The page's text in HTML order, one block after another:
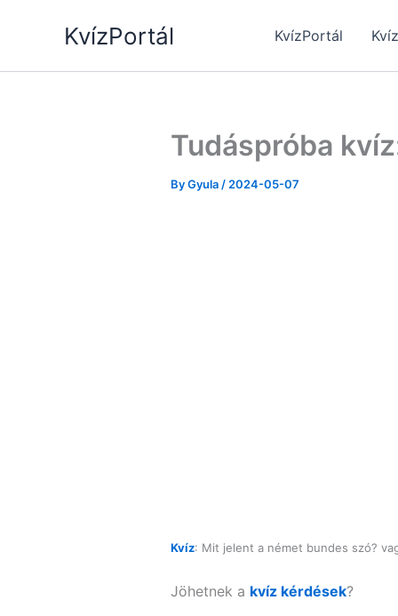
KvízPortál KvízPortál Kvíz
Tudáspróba
ByGyula / 2024-05-07
Kvíz: Mit jelent a német bundes szó?
Jöhetnek a kvíz kérdések?